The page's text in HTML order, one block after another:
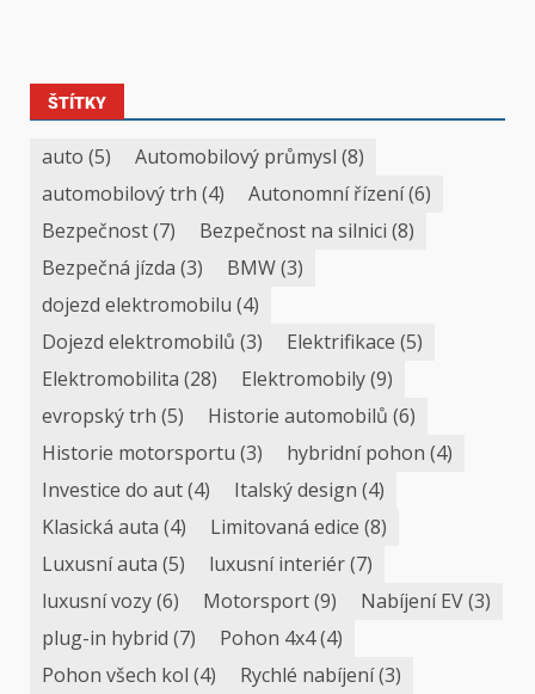
ŠTÍTKY
auto (5) Automobilový průmysl (8)
automobilový trh (4) Autonomní řízení(6)
Bezpečnost(7) Bezpečnost na silnici (8)
Bezpečná jízda (3) BMW(3)
dojezd elektromobilu (4)
Dojezd elektromobilů (3) Elektrifikace (5)
Elektromobilita (28) Elektromobily(9)
evropský trh (5) Historie automobilů (6)
Historie motorsportu (3) hybridní pohon (4)
Investice do aut(4) Italský design (4)
Klasická auta (4) Limitovaná edice (8)
Luxusní auta (5) luxusní interiér(7)
luxusní vozy(6) Motorsport(9) Nabíjení EV(3)
plug-in hybrid (7) Pohon 4x4(4)
Pohon všech kol (4) Rychlé nabíjení(3)